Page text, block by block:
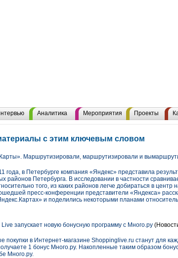
Аналитика Мероприятия Проекты
с этим ключевым словом
Маршрутизировали, маршрутизировали и
года, в Петербурге компания «Яндекс» представила
районов Петербурга. В исследовании в частности
того, из каких районов легче добираться в
пресс-конференции представители «Яндекса»
и поделились некоторыми планами
запускает новую бонусную программу с Много.ру
покупки в Интернет-магазине Shoppinglive.ru станут для
1 бонус Много.ру. Накопленные таким образом
Много.ру.